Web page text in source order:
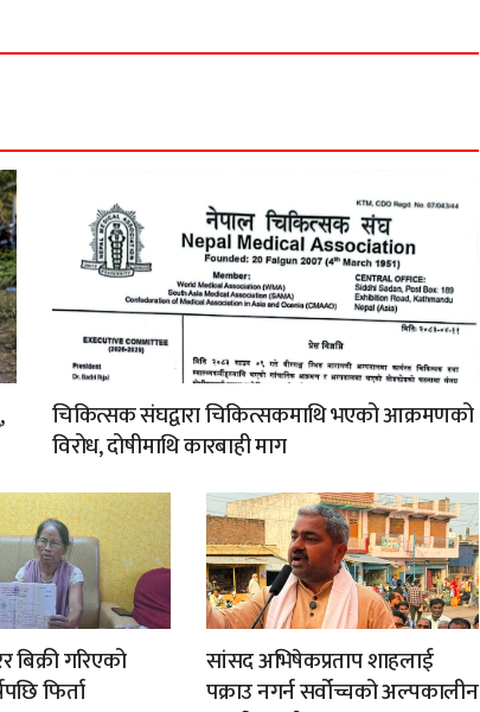
चिकित्सक संघद्वारा चिकित्सकमाथि भएको आक्रमणको
विरोध, दोषीमाथि कारबाही माग
बिक्री गरिएको
फिर्ता
सांसद अभिषेकप्रताप शाहलाई
पक्राउ नगर्न सर्वोच्चको अल्पकालीन